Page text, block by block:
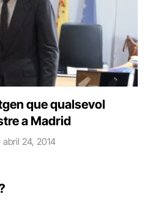
que qualsevol
a Madrid
abril 24, 2014